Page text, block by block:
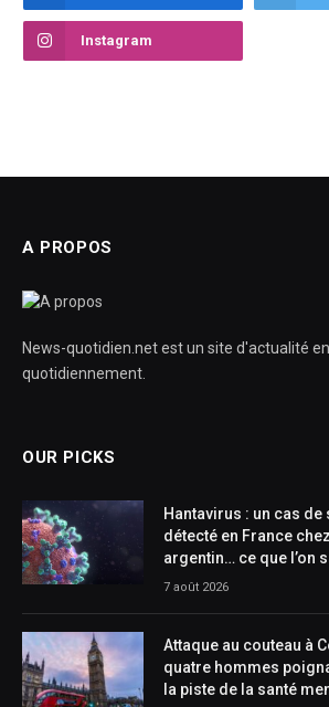
Instagram
A PROPOS
News-quotidien.net est un site d'actualité
quotidiennement.
OUR PICKS
Hantavirus : un cas
détecté en France
argentin… ce que l’on
7 août 2026
Attaque au couteau à
quatre hommes
la piste de la santé